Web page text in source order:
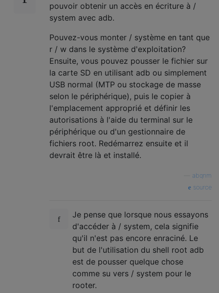
pouvoir obtenir un accès en écriture à /
system avec adb.
Pouvez-vous monter / système en tant que
r / w dans le système d'exploitation?
Ensuite, vous pouvez pousser le fichier sur
la carte SD en utilisant adb ou simplement
USB normal (MTP ou stockage de masse
selon le périphérique), puis le copier à
l'emplacement approprié et définir les
autorisations à l'aide du terminal sur le
périphérique ou d'un gestionnaire de
fichiers root. Redémarrez ensuite et il
devrait être là et installé.
abqnm
source
Je pense que lorsque nous essayons
d'accéder à / system, cela signifie
qu'il n'est pas encore enraciné. Le
but de l'utilisation du shell root adb
est de pousser quelque chose
comme su vers / system pour le
rooter.